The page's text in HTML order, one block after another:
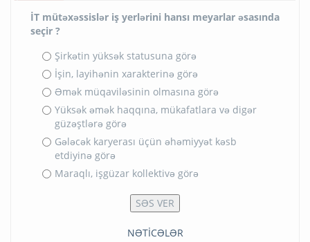
İT mütəxəssislər iş yerlərini hansı meyarlar əsasında
seçir ?
Şirkətin yüksək statusuna görə
İşin, layihənin xarakterinə görə
Əmək müqaviləsinin olmasına görə
Yüksək əmək haqqına, mükafatlara və digər
güzəştlərə görə
Gələcək karyerası üçün əhəmiyyət kəsb
etdiyinə görə
Maraqlı, işgüzar kollektivə görə
NƏTİCƏLƏR